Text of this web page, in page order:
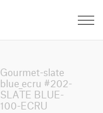
Gourmet-slate
blue_ecru #202-
SLATE BLUE-
100-ECRU